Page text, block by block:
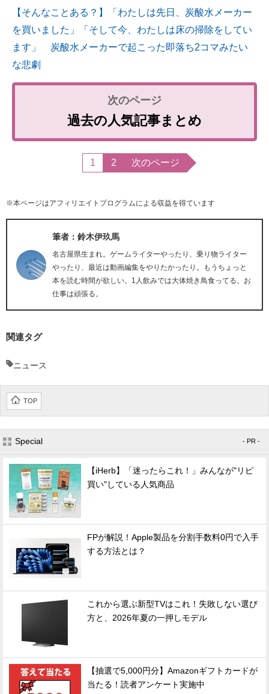
【そんなことある？】「わたしは先日、炭酸水メーカー
を買いました」「そして今、わたしは床の掃除をしてい
ます」 炭酸水メーカーで起こった即落ち2コマみたい
な悲劇
過去の人気記事まとめ
1 2 次のページ
※本ページはアフィリエイトプログラムによる収益を得ています
筆者：鈴木伊玖馬
名古屋県生まれ。ゲームライターやったり、乗り物ライター
やったり、最近は動画編集をやりたかったり。もうちょっと
本を読む時間が欲しい。1人飲みでは大体焼き鳥食ってる。お
仕事は頑張る。
関連タグ
ニュース
TOP
Special - PR -
【iHerb】「迷ったらこれ！」みんなが"リピ
買い"している人気商品
FPが解説！Apple製品を分割手数料0円で入手
する方法とは？
これから選ぶ新型TVはこれ！失敗しない選び
方と、2026年夏の一押しモデル
【抽選で5,000円分】Amazonギフトカードが
当たる！読者アンケート実施中